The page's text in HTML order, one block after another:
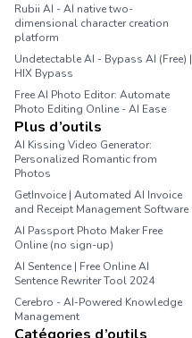
Rubii AI - AI native two-
dimensional character creation
platform
Undetectable AI - Bypass AI (Free) |
HIX Bypass
Free AI Photo Editor: Automate
Photo Editing Online - AI Ease
Plus d’outils
AI Kissing Video Generator:
Personalized Romantic from
Photos
GetInvoice | Automated AI Invoice
and Receipt Management Software
AI Passport Photo Maker Free
Online (no sign-up)
AI Sentence | Free Online AI
Sentence Rewriter Tool 2024
Cerebro - AI-Powered Knowledge
Management